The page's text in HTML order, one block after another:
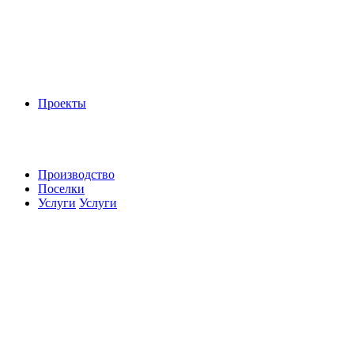
Проекты
Производство
Поселки
Услуги Услуги